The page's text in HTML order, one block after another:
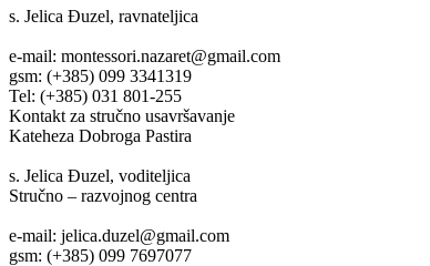
s. Jelica Đuzel, ravnateljica
e-mail: montessori.nazaret@gmail.com
gsm: (+385) 099 3341319
Tel: (+385) 031 801-255
Kontakt za stručno usavršavanje
Kateheza Dobroga Pastira
s. Jelica Đuzel, voditeljica
Stručno – razvojnog centra
e-mail: jelica.duzel@gmail.com
gsm: (+385) 099 7697077